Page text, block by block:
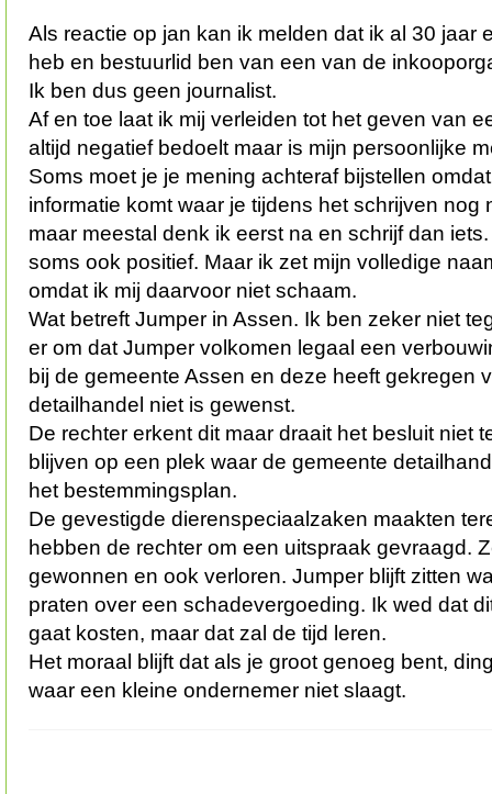
Als reactie op jan kan ik melden dat ik al 30 jaar
heb en bestuurlid ben van een van de
Ik ben dus geen journalist.
Af en toe laat ik mij verleiden tot het geven van
altijd negatief bedoelt maar is mijn persoonlijke
Soms moet je je mening achteraf bijstellen
informatie komt waar je tijdens het schrijven nog
maar meestal denk ik eerst na en schrijf dan
soms ook positief. Maar ik zet mijn volledige
omdat ik mij daarvoor niet schaam.
Wat betreft Jumper in Assen. Ik ben zeker niet
er om dat Jumper volkomen legaal een
bij de gemeente Assen en deze heeft gekregen
detailhandel niet is gewenst.
De rechter erkent dit maar draait het besluit niet
blijven op een plek waar de gemeente
het bestemmingsplan.
De gevestigde dierenspeciaalzaken maakten
hebben de rechter om een uitspraak gevraagd.
gewonnen en ook verloren. Jumper blijft zitten
praten over een schadevergoeding. Ik wed dat
gaat kosten, maar dat zal de tijd leren.
Het moraal blijft dat als je groot genoeg bent,
waar een kleine ondernemer niet slaagt.